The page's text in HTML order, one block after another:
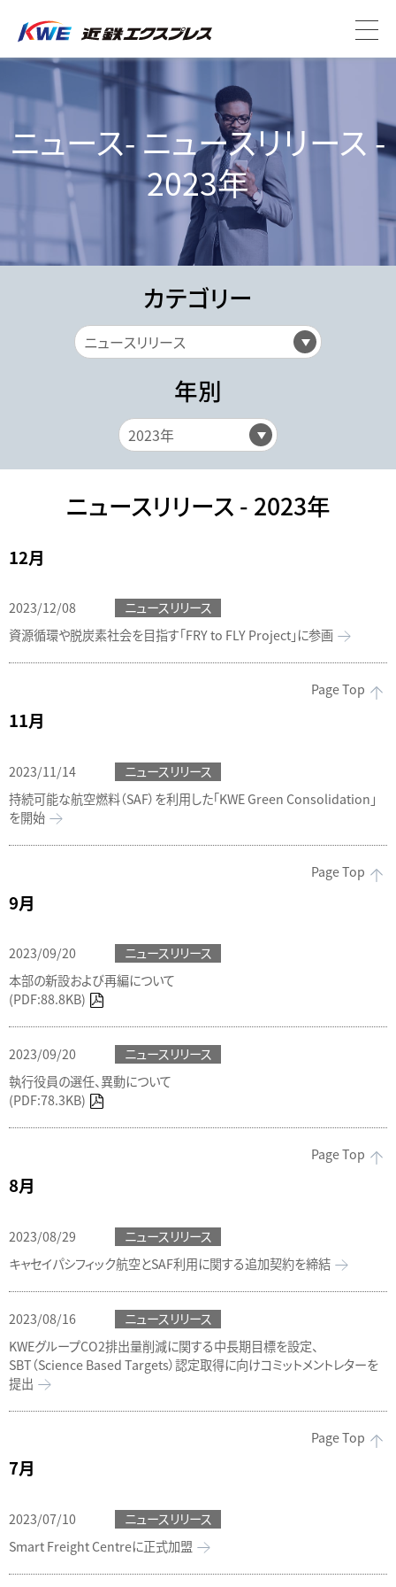
ニュース- ニュースリリース -
2023年
カテゴリー
年別
ニュースリリース - 2023年
12月
2023/12/08
ニュースリリース
資源循環や脱炭素社会を目指す「FRY to FLY Project」に参画
Page Top
11月
2023/11/14
ニュースリリース
持続可能な航空燃料（SAF）を利用した「KWE Green Consolidation」
を開始
Page Top
9月
2023/09/20
ニュースリリース
本部の新設および再編について
(PDF:88.8KB)
2023/09/20
ニュースリリース
執行役員の選任、異動について
(PDF:78.3KB)
Page Top
8月
2023/08/29
ニュースリリース
キャセイパシフィック航空とSAF利用に関する追加契約を締結
2023/08/16
ニュースリリース
KWEグループCO2排出量削減に関する中長期目標を設定、
SBT（Science Based Targets）認定取得に向けコミットメントレターを
提出
Page Top
7月
2023/07/10
ニュースリリース
Smart Freight Centreに正式加盟